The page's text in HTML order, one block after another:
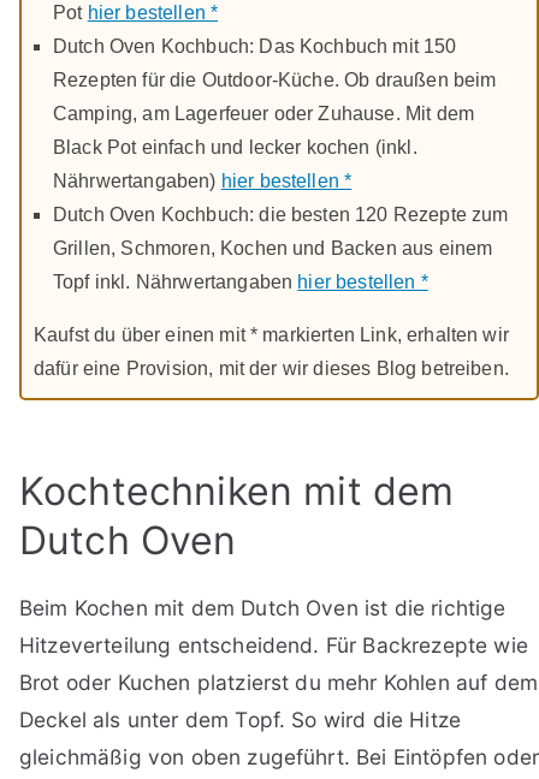
Pot hier bestellen *
Dutch Oven Kochbuch: Das Kochbuch mit 150
Rezepten für die Outdoor-Küche. Ob draußen beim
Camping, am Lagerfeuer oder Zuhause. Mit dem
Black Pot einfach und lecker kochen (inkl.
Nährwertangaben) hier bestellen *
Dutch Oven Kochbuch: die besten 120 Rezepte zum
Grillen, Schmoren, Kochen und Backen aus einem
Topf inkl. Nährwertangaben hier bestellen *
Kaufst du über einen mit * markierten Link, erhalten wir
dafür eine Provision, mit der wir dieses Blog betreiben.
Kochtechniken mit dem
Dutch Oven
Beim Kochen mit dem Dutch Oven ist die richtige
Hitzeverteilung entscheidend. Für Backrezepte wie
Brot oder Kuchen platzierst du mehr Kohlen auf dem
Deckel als unter dem Topf. So wird die Hitze
gleichmäßig von oben zugeführt. Bei Eintöpfen oder